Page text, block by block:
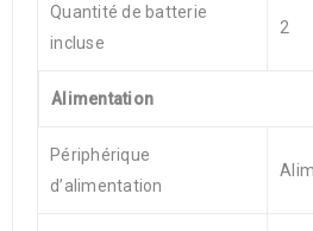
Quantité de batterie
incluse
2
Alimentation
Périphérique
d’alimentation